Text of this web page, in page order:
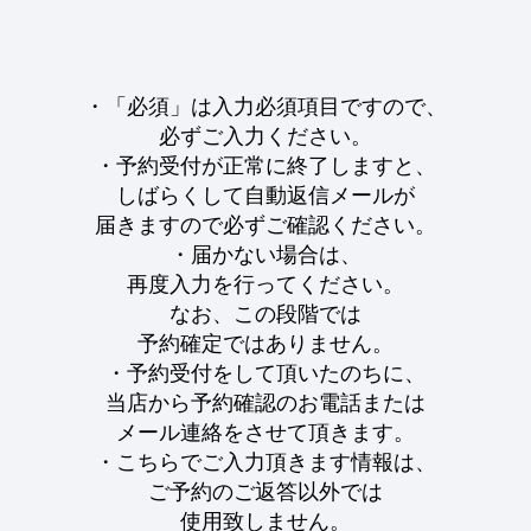
・「必須」は入力必須項目ですので、
必ずご入力ください。
・予約受付が正常に終了しますと、
しばらくして自動返信メールが
届きますので必ずご確認ください。
・届かない場合は、
再度入力を行ってください。
なお、この段階では
予約確定ではありません。
・予約受付をして頂いたのちに、
当店から予約確認のお電話または
メール連絡をさせて頂きます。
・こちらでご入力頂きます情報は、
ご予約のご返答以外では
使用致しません。